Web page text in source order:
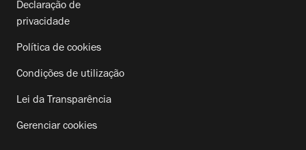
Declaração de
privacidade
Política de cookies
Condições de utilização
Lei da Transparência
Gerenciar cookies